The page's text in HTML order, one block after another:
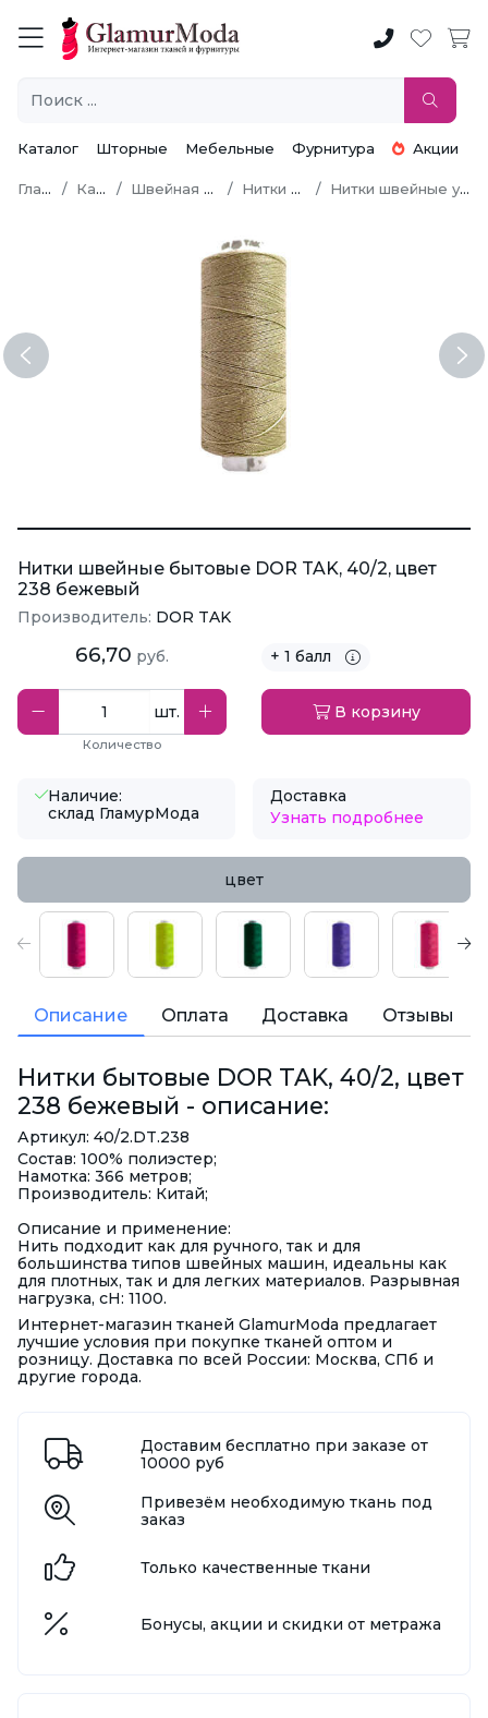
Каталог Шторные Мебельные Фурнитура Акции
Главная Каталог Швейная фурнитура Нитки швейные Нитки швейные универсальные
Previous
Нитки швейные бытовые DOR TAK, 40/2, цвет
238 бежевый
Производитель: DOR TAK
66,70 руб. + 1 балл
шт.
Количество
В корзину
Наличие:
склад ГламурМода
Доставка
Узнать подробнее
цвет
Описание Оплата Доставка Отзывы
Нитки бытовые DOR TAK, 40/2, цвет
238 бежевый - описание:
Артикул: 40/2.DT.238
Состав: 100% полиэстер;
Намотка: 366 метров;
Производитель: Китай;
Описание и применение:
Нить подходит как для ручного, так и для
большинства типов швейных машин, идеальны как
для плотных, так и для легких материалов. Разрывная
нагрузка, сН: 1100.
Интернет-магазин тканей GlamurModa предлагает
лучшие условия при покупке тканей оптом и
розницу. Доставка по всей России: Москва, СПб и
другие города.
Доставим бесплатно при заказе от
10000 руб
Привезём необходимую ткань под
заказ
Только качественные ткани
Бонусы, акции и скидки от метража